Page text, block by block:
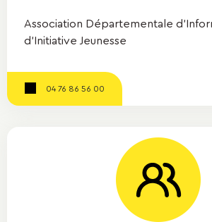
Association Départementale
d'Initiative Jeunesse
04 76 86 56 00